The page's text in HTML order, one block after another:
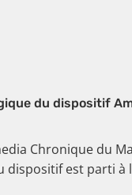
du dispositif
Chronique du
dispositif est parti